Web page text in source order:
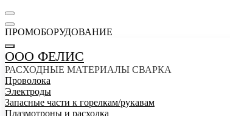
ПРОМОБОРУДОВАНИЕ
ООО ФЕЛИС
РАСХОДНЫЕ МАТЕРИАЛЫ СВАРКА
Проволока
Электроды
Запасные части к горелкам/рукавам
Плазмотроны и расходка